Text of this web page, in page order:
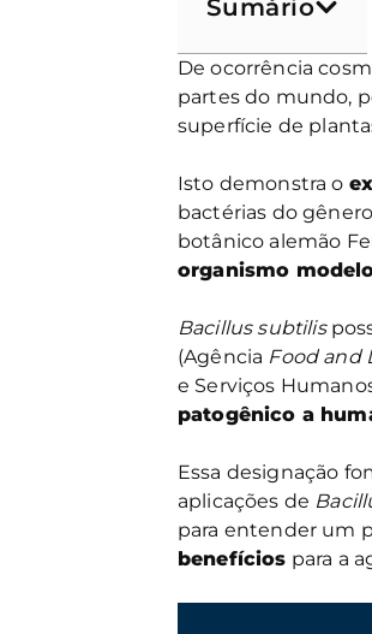
Sumário
De ocorrência
partes do mundo,
superfície de
Isto demonstra o
bactérias do
botânico alemão
organismo
Bacillus subtilis
(Agência Food and
e Serviços
patogênico a
Essa designação
aplicações de
para entender um
benefícios para a